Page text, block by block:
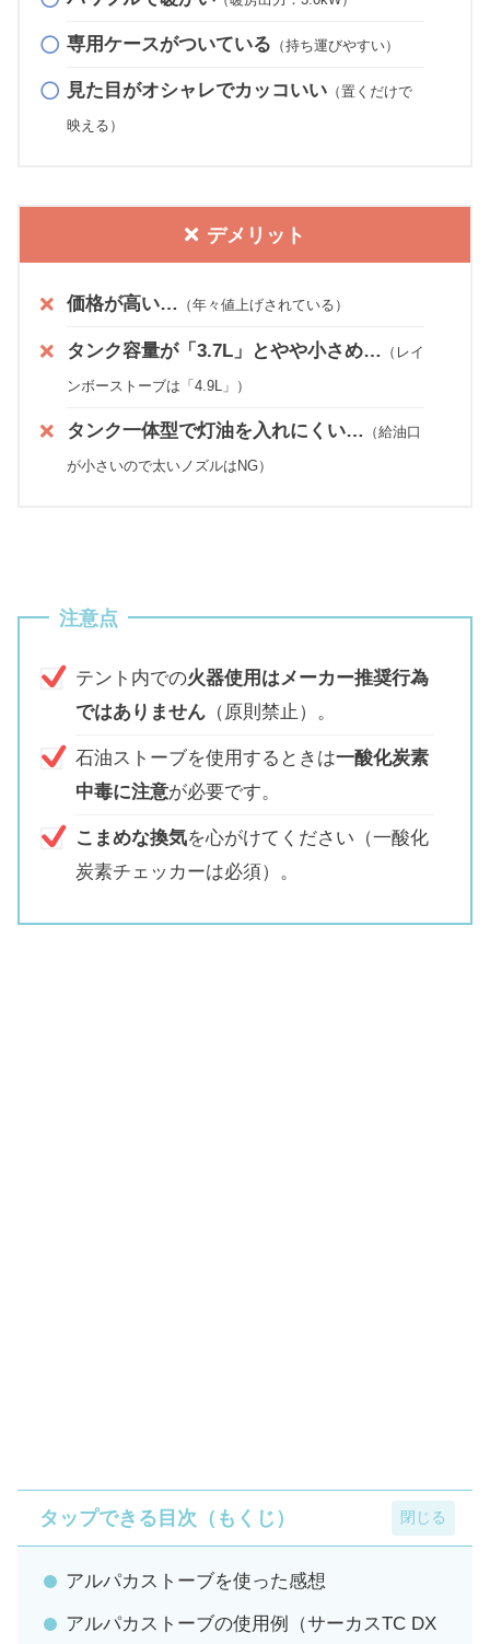
専用ケースがついている （持ち運びやすい）
見た目がオシャレでカッコいい（置くだけで
映える）
デメリット
価格が高い… （年々値上げされている）
タンク容量が「3.7L」とやや小さめ… （レイ
ンボーストーブは「4.9L」）
タンク一体型で灯油を入れにくい… （給油口
が小さいので太いノズルはNG）
注意点
テント内での火器使用はメーカー推奨行為
ではありません （原則禁止）。
石油ストーブを使用するときは一酸化炭素
中毒に注意が必要です。
こまめな換気を心がけてください（一酸化
炭素チェッカーは必須）。
タップできる目次（もくじ）
アルパカストーブを使った感想
アルパカストーブの使用例（サーカスTC DX